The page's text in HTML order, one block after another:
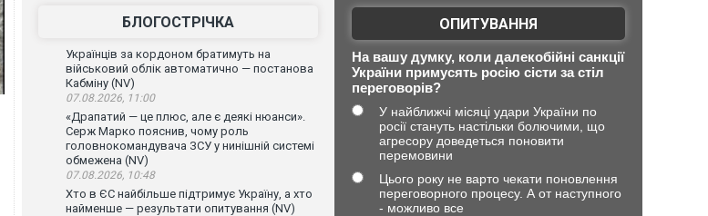
БЛОГОСТРІЧКА
Українців за кордоном братимуть на
військовий облік автоматично — постанова
Кабміну (NV)
07.08.2026, 11:00
«Драпатий — це плюс, але є деякі нюанси».
Серж Марко пояснив, чому роль
головнокомандувача ЗСУ у нинішній системі
обмежена (NV)
07.08.2026, 10:48
Хто в ЄС найбільше підтримує Україну, а хто
найменше — результати опитування (NV)
ОПИТУВАННЯ
На вашу думку, коли далекобійні санкції
України примусять росію сісти за стіл
переговорів?
У найближчі місяці удари України по
росії стануть настільки болючими, що
агресору доведеться поновити
перемовини
Цього року не варто чекати поновлення
переговорного процесу. А от наступного
- можливо все